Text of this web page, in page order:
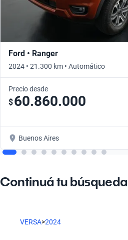
Ford • Ranger
2024 • 21.300 km • Automático
Precio desde
$60.860.000
Buenos Aires
Continuá tu búsqueda
VERSA>2024